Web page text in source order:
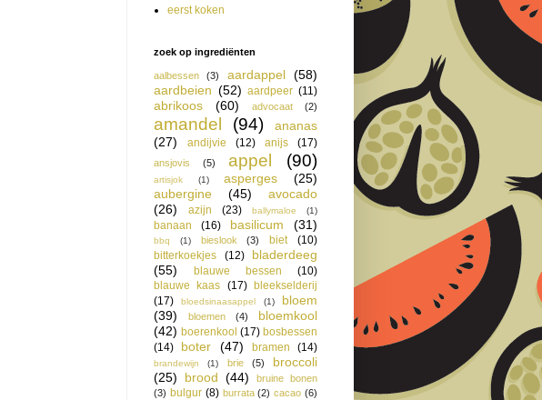
eerst koken
zoek op ingrediënten
aalbessen (3) aardappel (58)
aardbeien (52) aardpeer (11)
abrikoos (60) advocaat (2)
amandel (94)
ananas
(27)
andijvie (12) anijs (17)
ansjovis (5) appel (90)
artisjok (1) asperges
(25)
aubergine
(45)
avocado
(26)
azijn (23) ballymaloe (1)
banaan (16) basilicum (31)
bbq (1) bieslook (3) biet
(10)
bitterkoekjes
(12)
bladerdeeg
(55)
blauwe bessen
(10)
blauwe kaas (17) bleekselderij
(17)
bloedsinaasappel (1)
bloem
(39)
bloemen (4)
bloemkool
(42) boerenkool (17) bosbessen
(14)
boter (47) bramen (14)
brandewijn (1) brie (5)
broccoli
(25)
brood (44)
bruine bonen
(3) bulgur (8) burrata (2) cacao (6)